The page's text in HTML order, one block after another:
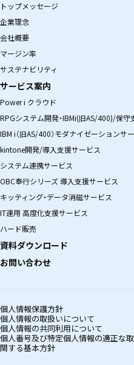
トップメッセージ
企業理念
会社概要
マージン率
サステナビリティ
サービス案内
Power i クラウド
RPGシステム開発・IBMi(旧AS/400)/保守
IBM i（旧AS/400）モダナイゼーションサ
kintone開発/導入支援サービス
システム連携サービス
OBC奉行シリーズ 導入支援サービス
キッティング・データ消磁サービス
IT運用 高度化支援サービス
ハード販売
資料ダウンロード
お問い合わせ
個人情報保護方針
個人情報の取扱いについて
個人情報の共同利用について
個人番号及び特定個人情報の適正な
関する基本方針